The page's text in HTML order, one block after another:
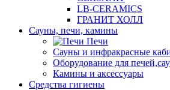
LB-CERAMICS
ГРАНИТ ХОЛЛ
Сауны, печи, камины
Печи
Сауны и инфракрасные
Оборудование для
Камины и аксессуары
Средства гигиены